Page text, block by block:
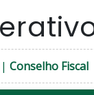
| Conselho Fiscal